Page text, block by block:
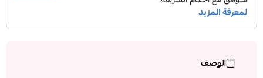
الوصف